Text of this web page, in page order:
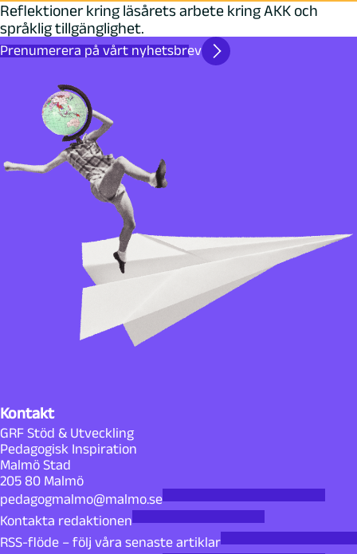
Reflektioner kring läsårets arbete kring AKK och
språklig tillgänglighet.
Prenumerera på vårt nyhetsbrev
Kontakt
GRF Stöd & Utveckling
Pedagogisk Inspiration
Malmö Stad
205 80 Malmö
pedagogmalmo@malmo.se
Kontakta redaktionen
RSS-flöde – följ våra senaste artiklar